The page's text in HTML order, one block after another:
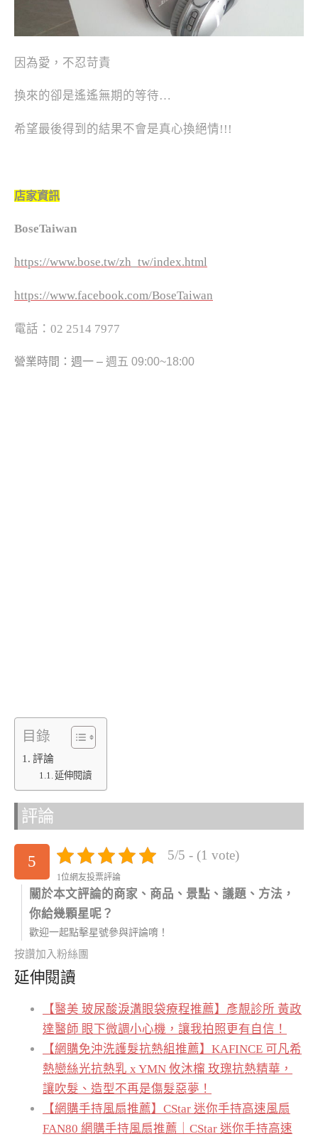
因為愛，不忍苛責
換來的卻是遙遙無期的等待…
希望最後得到的結果不會是真心換絕情!!!
店家資訊
BoseTaiwan
https://www.bose.tw/zh_tw/index.html
https://www.facebook.com/BoseTaiwan
電話：02 2514 7977
營業時間：週一 – 週五 09:00~18:00
目錄
評論
延伸閱讀
評論
5 5/5 - (1 vote)
1位網友投票評論
關於本文評論的商家、商品、景點、議題、方法，
你給幾顆星呢？
歡迎一起點擊星號參與評論唷！
按讚加入粉絲團
延伸閱讀
【醫美 玻尿酸淚溝眼袋療程推薦】彥靚診所 黃政
達醫師 眼下微調小心機，讓我拍照更有自信！
【網購免沖洗護髮抗熱組推薦】KAFINCE 可凡希
熱戀絲光抗熱乳 x YMN 攸沐橣 玫瑰抗熱精華，
讓吹髮、造型不再是傷髮惡夢！
【網購手持風扇推薦】CStar 迷你手持高速風扇
FAN80 網購手持風扇推薦｜CStar 迷你手持高速